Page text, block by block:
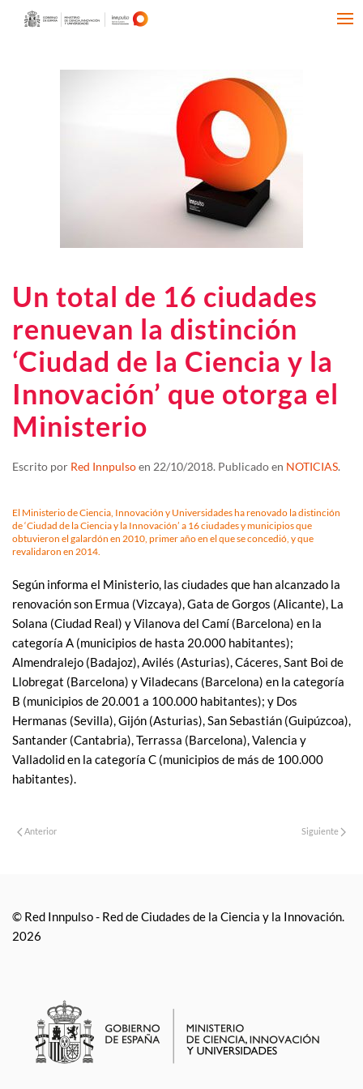
Un total de 16 ciudades
renuevan la distinción
‘Ciudad de la Ciencia y la
Innovación’ que otorga el
Ministerio
Escrito por Red Innpulsoen 22/10/2018. Publicado en NOTICIAS.
El Ministerio de Ciencia, Innovación y Universidades ha renovado la distinción
de ‘Ciudad de la Ciencia y la Innovación’ a 16 ciudades y municipios que
obtuvieron el galardón en 2010, primer año en el que se concedió, y que
revalidaron en 2014.
Según informa el Ministerio, las ciudades que han alcanzado la
renovación son Ermua (Vizcaya), Gata de Gorgos (Alicante), La
Solana (Ciudad Real) y Vilanova del Camí (Barcelona) en la
categoría A (municipios de hasta 20.000 habitantes);
Almendralejo (Badajoz), Avilés (Asturias), Cáceres, Sant Boi de
Llobregat (Barcelona) y Viladecans (Barcelona) en la categoría
B (municipios de 20.001 a 100.000 habitantes); y Dos
Hermanas (Sevilla), Gijón (Asturias), San Sebastián (Guipúzcoa),
Santander (Cantabria), Terrassa (Barcelona), Valencia y
Valladolid en la categoría C (municipios de más de 100.000
habitantes).
Anterior Siguiente
© Red Innpulso - Red de Ciudades de la Ciencia y la Innovación.
2026